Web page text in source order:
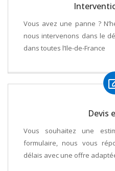
Vous avez une panne ?
nous intervenons dans le
dans toutes l’Ile-de-France
Devis
Vous souhaitez une
formulaire, nous vous
délais avec une offre